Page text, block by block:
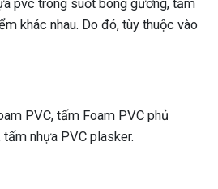
pvc trong suốt bóng gương, tấm
khác nhau. Do đó, tùy thuộc vào
PVC, tấm Foam PVC phủ
nhựa PVC plasker.